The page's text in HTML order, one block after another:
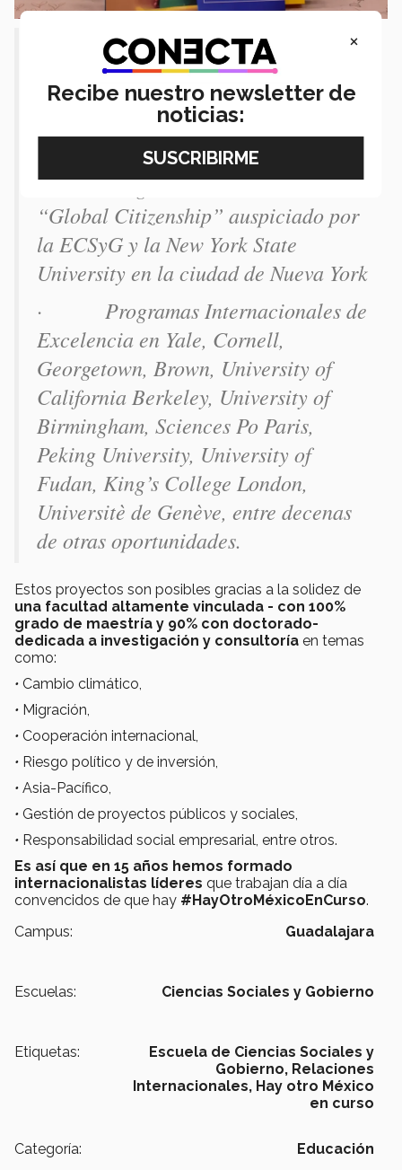
INTERNACIONALIZACIÓN
· Doble grado en Relaciones
Internacionales por La Trobe
University en Australia.
· Programa de invierno
“Global Citizenship” auspiciado por
la ECSyG y la New York State
University en la ciudad de Nueva York
· Programas Internacionales de
Excelencia en Yale, Cornell,
Georgetown, Brown, University of
California Berkeley, University of
Birmingham, Sciences Po Paris,
Peking University, University of
Fudan, King’s College London,
Universitè de Genève, entre decenas
de otras oportunidades.
Estos proyectos son posibles gracias a la solidez de
una facultad altamente vinculada - con 100%
grado de maestría y 90% con doctorado-
dedicada a investigación y consultoría en temas
como:
• Cambio climático,
• Migración,
• Cooperación internacional,
• Riesgo político y de inversión,
• Asia-Pacífico,
• Gestión de proyectos públicos y sociales,
• Responsabilidad social empresarial, entre otros.
Es así que en 15 años hemos formado
internacionalistas líderes que trabajan día a día
convencidos de que hay #HayOtroMéxicoEnCurso.
Campus:
Guadalajara
Escuelas: Ciencias Sociales y Gobierno
Etiquetas:
Escuela de Ciencias Sociales y
Gobierno, Relaciones
Internacionales, Hay otro México
en curso
Categoría: Educación
×
Recibe nuestro newsletter de
noticias: